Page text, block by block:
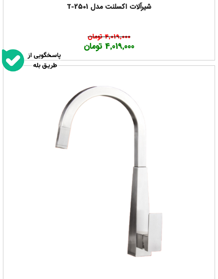
شیرآلات اکسلنت مدل T-2501
4,019,000 تومان
4,019,000 تومان